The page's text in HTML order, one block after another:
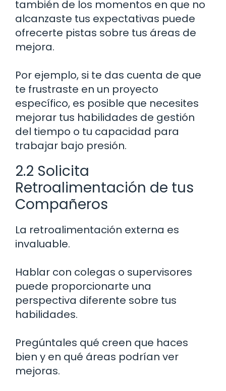
también de los momentos en que no
alcanzaste tus expectativas puede
ofrecerte pistas sobre tus áreas de
mejora.
Por ejemplo, si te das cuenta de que
te frustraste en un proyecto
específico, es posible que necesites
mejorar tus habilidades de gestión
del tiempo o tu capacidad para
trabajar bajo presión.
2.2 Solicita
Retroalimentación de tus
Compañeros
La retroalimentación externa es
invaluable.
Hablar con colegas o supervisores
puede proporcionarte una
perspectiva diferente sobre tus
habilidades.
Pregúntales qué creen que haces
bien y en qué áreas podrían ver
mejoras.